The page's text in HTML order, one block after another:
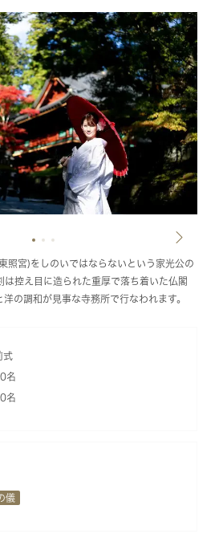
照宮)をしのいではならないという家光公の
は控え目に造られた重厚で落ち着いた仏閣
の調和が見事な寺務所で行なわれます。
式
名
名
儀